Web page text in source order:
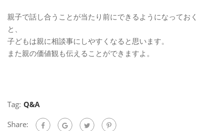
親子で話し合うことが当たり前にできるようになっておく
と、
子どもは親に相談事にしやすくなると思います。
また親の価値観も伝えることができますよ。
Tag: Q&A
Share: